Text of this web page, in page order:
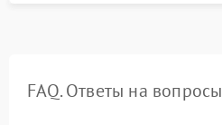
FAQ. Ответы на вопросы